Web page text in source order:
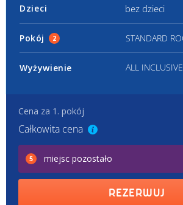
Dzieci bez dzieci
Pokój 2
Wyżywienie ALL INCLUSIVE
Cena za 1. pokój
Całkowita cena
5 miejsc pozostało
REZERWUJ